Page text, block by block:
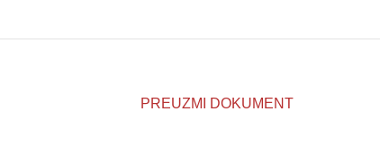
PREUZMI DOKUMENT